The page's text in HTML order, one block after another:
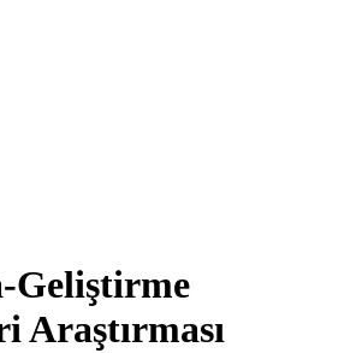
Geliştirme
Araştırması